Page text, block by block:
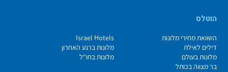
הוטלס
השוואת מחירי מלונות
Israel Hotels
דילים לאילת
מלונות ברגע האחרון
מלונות בעולם
מלונות בחו"ל
בר מצווה בכותל